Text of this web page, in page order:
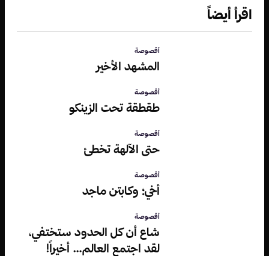
اقرأ أيضاً
أقصوصة
المشهد الأخير
أقصوصة
طقطقة تحت الزينكو
أقصوصة
حتى الآلهة تخطئ
أقصوصة
أخي؛ وكابتن ماجد
أقصوصة
شاع أن كل الحدود ستختفي،
لقد اجتمع العالم… أخيراً!